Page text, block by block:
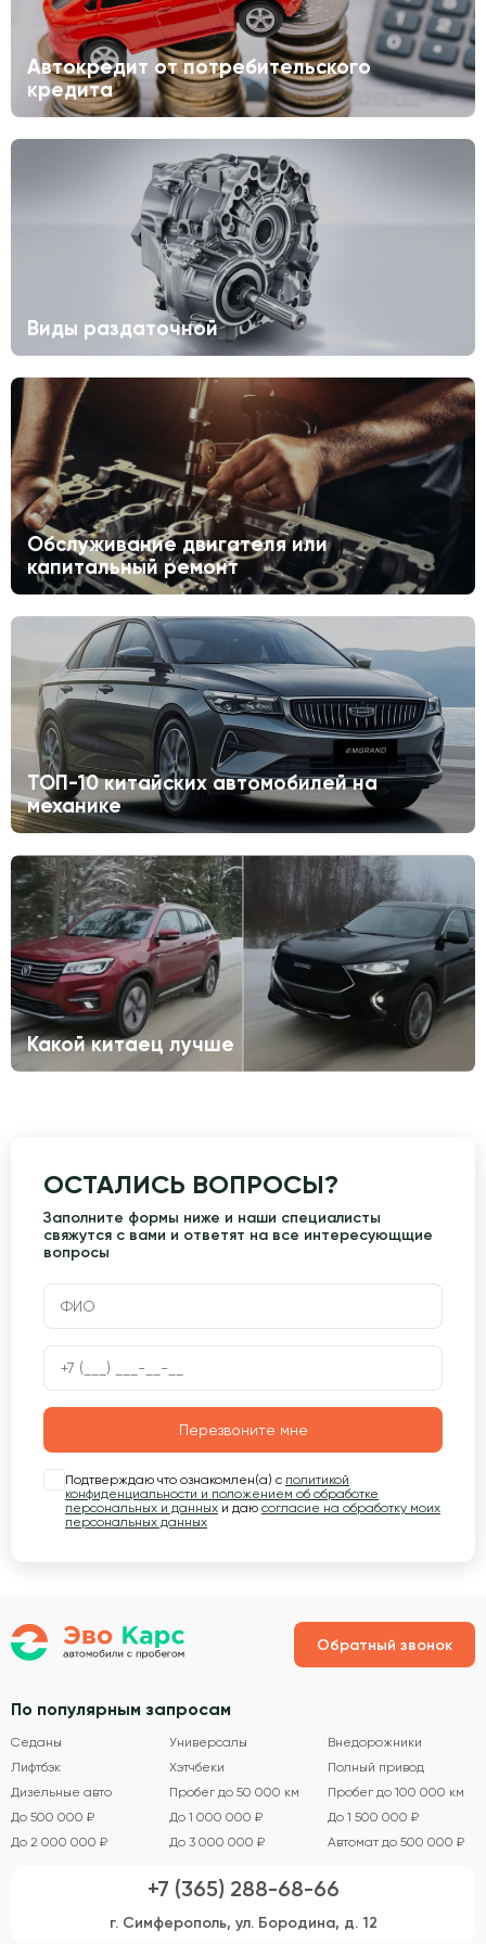
Автокредит от потребительского
кредита
Виды раздаточной
Обслуживание двигателя или
капитальный ремонт
ТОП-10 китайских автомобилей на
механике
Какой китаец лучше
ОСТАЛИСЬ ВОПРОСЫ?
Заполните формы ниже и наши специалисты
свяжутся с вами и ответят на все интересующщие
вопросы
Перезвоните мне
Подтверждаю что ознакомлен(а) с политикой
конфиденциальности и положением об обработке
персональных и данных и даю согласие на обработку моих
персональных данных
Обратный звонок
По популярным запросам
Седаны Универсалы
Внедорожники
Лифтбэк
Хэтчбеки
Полный привод
Дизельные авто
Пробег до 50 000 км
Пробег до 100 000 км
До 500 000 ₽
До 1 000 000 ₽
До 1 500 000 ₽
До 2 000 000 ₽
До 3 000 000 ₽ Автомат до 500 000 ₽
+7 (365) 288-68-66
г. Симферополь, ул. Бородина, д. 12